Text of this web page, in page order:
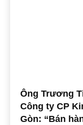
Ông Trương
Công ty CP
Gòn: “Bán